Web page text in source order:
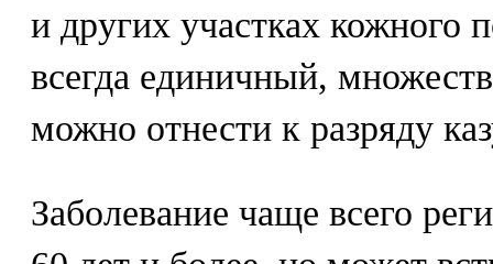
и других участках кожного
всегда единичный,
можно отнести к разряду
Заболевание чаще всего